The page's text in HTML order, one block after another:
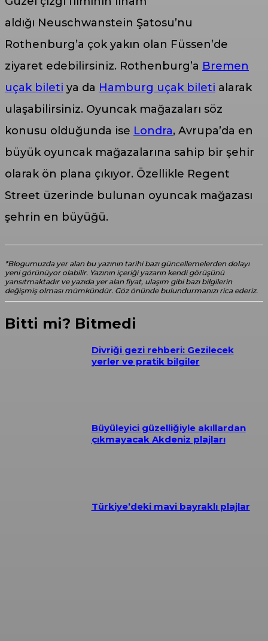
aldığı Neuschwanstein Şatosu’nu
Rothenburg’a çok yakın olan Füssen’de
ziyaret edebilirsiniz. Rothenburg’a Bremen
uçak bileti ya da Hamburg uçak bileti alarak
ulaşabilirsiniz. Oyuncak mağazaları söz
konusu olduğunda ise Londra, Avrupa’da en
büyük oyuncak mağazalarına sahip bir şehir
olarak ön plana çıkıyor. Özellikle Regent
Street üzerinde bulunan oyuncak mağazası
şehrin en büyüğü.
*Blogumuzda yer alan bu yazının tarihi bazı güncellemelerden dolayı
yeni görünüyor olabilir. Yazının içeriği yazarın kendi görüşünü
yansıtmaktadır ve yazıda yer alan fiyat, ulaşım gibi bazı bilgilerin
değişmiş olması mümkündür. Göz önünde bulundurmanızı rica ederiz.
Bitti mi? Bitmedi
Divriği gezi rehberi: Gezilecek
yerler ve pratik bilgiler
Büyüleyici güzelliğiyle akıllardan
çıkmayacak Akdeniz plajları
Türkiye’deki mavi bayraklı plajlar